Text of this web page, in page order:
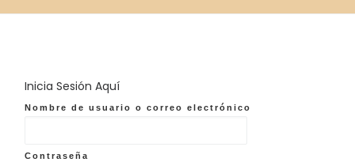
Inicia Sesión Aquí
Nombre de usuario o correo electrónico
Contraseña